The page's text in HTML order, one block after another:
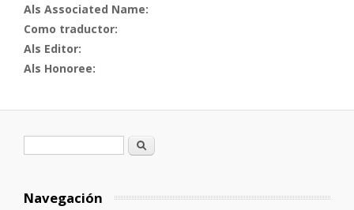
Als Associated Name:
Como traductor:
Als Editor:
Als Honoree:
Formulario de búsqueda
Buscar
Navegación